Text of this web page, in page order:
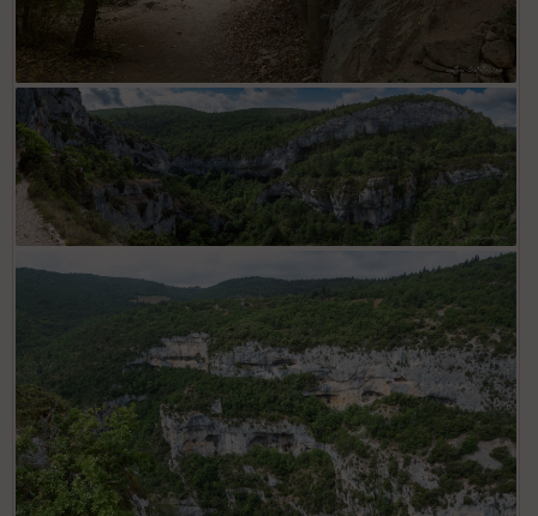
Chapelle St Michel
Gorges de la Nesque